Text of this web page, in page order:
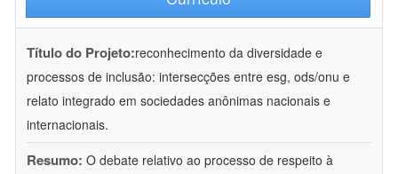
Título do Projeto:reconhecimento da diversidade e
processos de inclusão: intersecções entre esg, ods/onu e
relato integrado em sociedades anônimas nacionais e
internacionais.
Resumo: O debate relativo ao processo de respeito à